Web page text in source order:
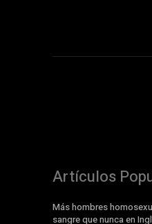
Artículos
Más hombres
sangre que nunca en